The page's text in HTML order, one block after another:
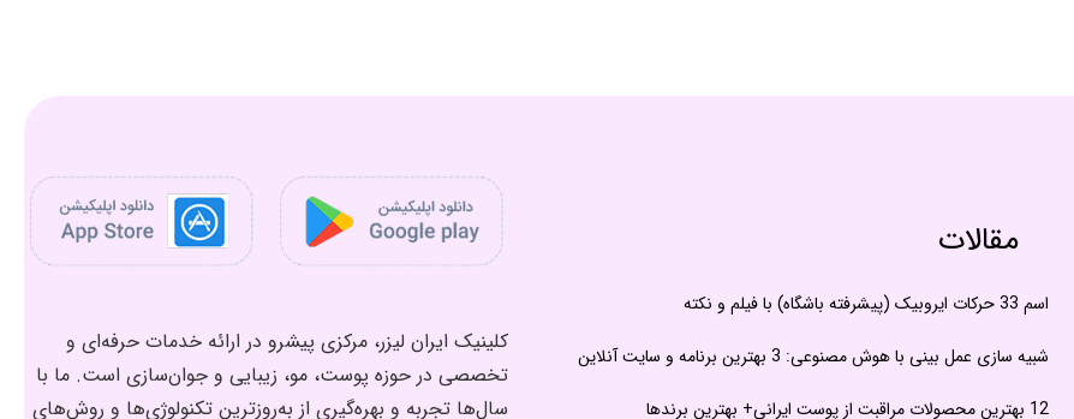
مقالات
اسم 33 حرکات ایروبیک (پیشرفته باشگاه) با فیلم و نکته
شبیه سازی عمل بینی با هوش مصنوعی: 3 بهترین برنامه و سایت آنلاین
12 بهترین محصولات مراقبت از پوست ایرانی+ بهترین برندها
کلینیک ایران لیزر، مرکزی پیشرو در ارائه خدمات حرفه‌ای و
تخصصی در حوزه پوست، مو، زیبایی و جوان‌سازی است. ما با
سال‌ها تجربه و بهره‌گیری از به‌روزترین تکنولوژی‌ها و روش‌های